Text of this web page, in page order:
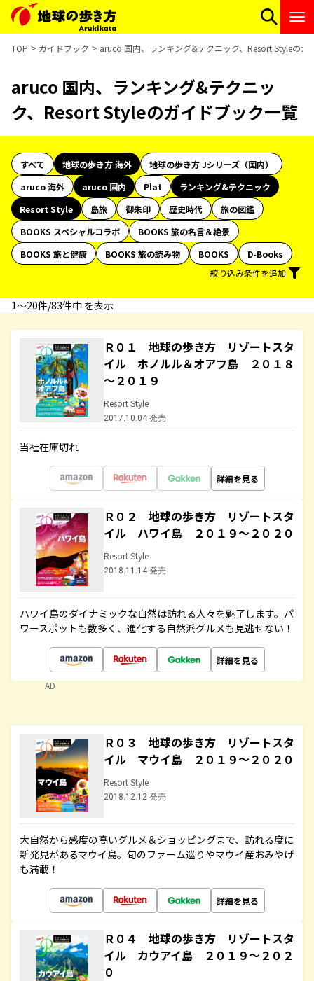
TOP ガイドブック aruco 国内、ランキング&テクニック、Resort Styleのガ
aruco 国内、ランキング&テクニッ
ク、Resort Styleのガイドブック一覧
すべて 地球の歩き方 海外
地球の歩き方 Jシリーズ（国内）
aruco 海外
aruco 国内 Plat
ランキング&テクニック
Resort Style
島旅 御朱印 歴史時代
旅の図鑑
BOOKS スペシャルコラボ
BOOKS 旅の名言＆絶景
BOOKS 旅と健康
BOOKS 旅の読み物 BOOKS
D-Books
絞り込み条件を追加
1〜20件/83件中 を表示
Ｒ０１ 地球の歩き方 リゾートスタ
イル ホノルル＆オアフ島 ２０１８
～２０１９
Resort Style
2017.10.04 発売
当社在庫切れ
詳細を見る
Ｒ０２ 地球の歩き方 リゾートスタ
イル ハワイ島 ２０１９～２０２０
Resort Style
2018.11.14 発売
ハワイ島のダイナミックな自然は訪れる人々を魅了します。パ
ワースポットも数多く、進化する自然派グルメも見逃せない！
詳細を見る
AD
Ｒ０３ 地球の歩き方 リゾートスタ
イル マウイ島 ２０１９～２０２０
Resort Style
2018.12.12 発売
大自然から感度の高いグルメ＆ショッピングまで、訪れる度に
新発見があるマウイ島。旬のファーム巡りやマウイ産おみやげ
も満載！
詳細を見る
Ｒ０４ 地球の歩き方 リゾートスタ
イル カウアイ島 ２０１９～２０２
０